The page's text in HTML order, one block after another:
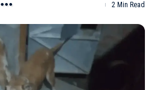
2 Min Read